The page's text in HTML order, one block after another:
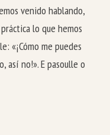
venido hablando,
lo que hemos
«¡Cómo me puedes
así no!». E pasoulle o